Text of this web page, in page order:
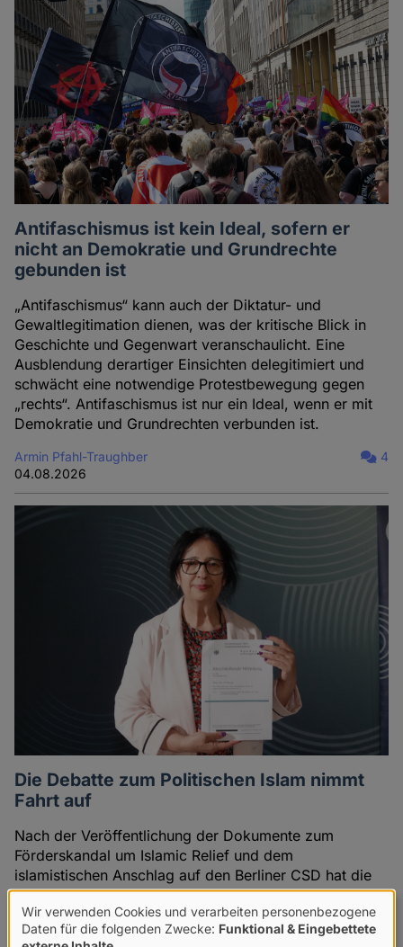
Antifaschismus ist kein Ideal, sofern er
nicht an Demokratie und Grundrechte
gebunden ist
„Antifaschismus“ kann auch der Diktatur- und
Gewaltlegitimation dienen, was der kritische Blick in
Geschichte und Gegenwart veranschaulicht. Eine
Ausblendung derartiger Einsichten delegitimiert und
schwächt eine notwendige Protestbewegung gegen
„rechts“. Antifaschismus ist nur ein Ideal, wenn er mit
Demokratie und Grundrechten verbunden ist.
Armin Pfahl-Traughber
04.08.2026
4
Die Debatte zum Politischen Islam nimmt
Fahrt auf
Nach der Veröffentlichung der Dokumente zum
Förderskandal um Islamic Relief und dem
islamistischen Anschlag auf den Berliner CSD hat die
Debatte um den Politischen Islam stark an Bedeutung
gewonnen. Allmählich scheinen auch die etablierten
Parteien zu begreifen, wie groß die Bedrohung ist, die
Verwendung
Wir verwenden Cookies und verarbeiten personenbezogene
Daten für die folgenden Zwecke: Funktional & Eingebettete